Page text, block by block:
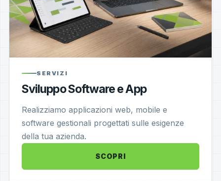
SERVIZI
Sviluppo Software e App
Realizziamo applicazioni web, mobile e
software gestionali progettati sulle esigenze
della tua azienda.
SCOPRI